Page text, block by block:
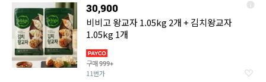
30,900
비비고 왕교자 1.05kg 2개 + 김치왕교자
1.05kg 1개
구매999+
11번가